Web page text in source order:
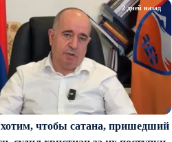
чтобы сатана, пришедший
2 дней назад